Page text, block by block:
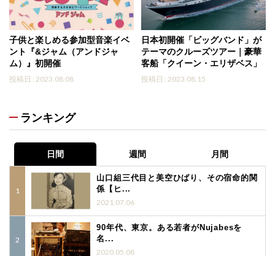
子供と楽しめる参加型音楽イベ
ント『&ジャム（アンドジャ
ム）』初開催
投稿日 : 2023.08.08
日本初開催「ビッグバンド」が
テーマのクルーズツアー｜豪華
客船「クイーン・エリザベス」
投稿日 : 2023.08.15
ランキング
日間 週間 月間
山口組三代目と美空ひばり、その宿命的関
係【ヒ...
2021.07.06
90年代、東京。ある若者がNujabesを
名...
2020.05.08